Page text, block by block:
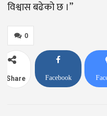
विश्वास बढेको छ ।”
0
Share Facebook